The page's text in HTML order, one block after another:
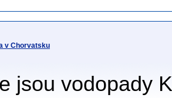
v Chorvatsku
jsou vodopady